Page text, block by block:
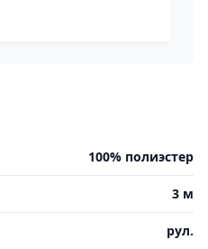
100% полиэстер
3 м
рул.